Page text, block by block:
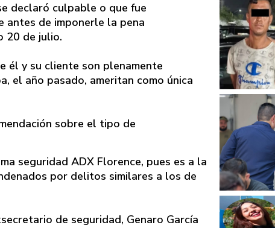
declaró culpable o que fue
antes de imponerle la pena
20 de julio.
él y su cliente son plenamente
el año pasado, ameritan como única
sobre el tipo de
seguridad ADX Florence, pues es a la
por delitos similares a los de
de seguridad, Genaro García